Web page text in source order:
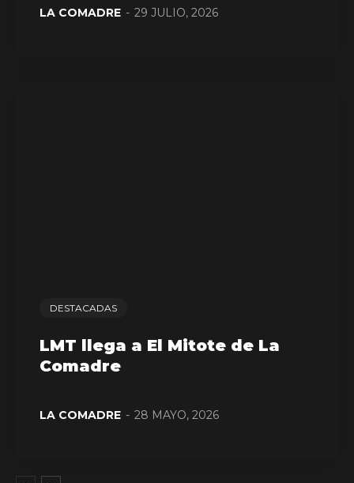
LA COMADRE - 29 JULIO, 2026
DESTACADAS
LMT llega a El Mitote de La
Comadre
LA COMADRE - 28 MAYO, 2026